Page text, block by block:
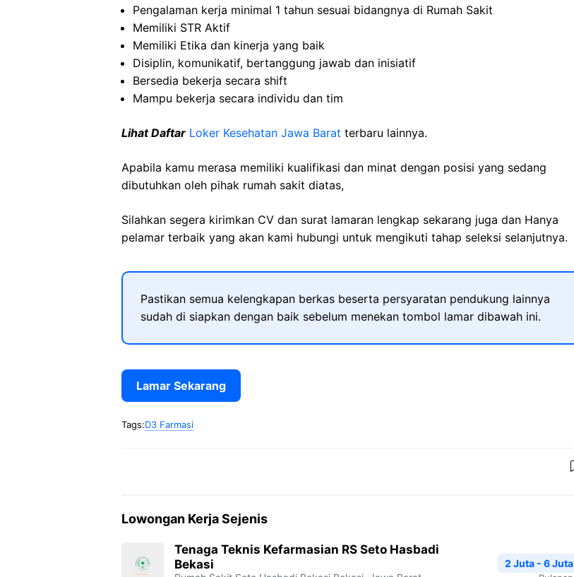
Pengalaman kerja minimal 1 tahun sesuai bidangnya di Rumah Sakit
Memiliki STR Aktif
Memiliki Etika dan kinerja yang baik
Disiplin, komunikatif, bertanggung jawab dan inisiatif
Bersedia bekerja secara shift
Mampu bekerja secara individu dan tim
Lihat Daftar Loker Kesehatan Jawa Barat terbaru lainnya.
Apabila kamu merasa memiliki kualifikasi dan minat dengan posisi yang sedang
dibutuhkan oleh pihak rumah sakit diatas,
Silahkan segera kirimkan CV dan surat lamaran lengkap sekarang juga dan Hanya
pelamar terbaik yang akan kami hubungi untuk mengikuti tahap seleksi selanjutnya.
Pastikan semua kelengkapan berkas beserta persyaratan pendukung lainnya
sudah di siapkan dengan baik sebelum menekan tombol lamar dibawah ini.
Lamar Sekarang
Tags:D3 Farmasi
Lowongan Kerja Sejenis
Tenaga Teknis Kefarmasian RS Seto Hasbadi
Bekasi
2 Juta - 6 Juta